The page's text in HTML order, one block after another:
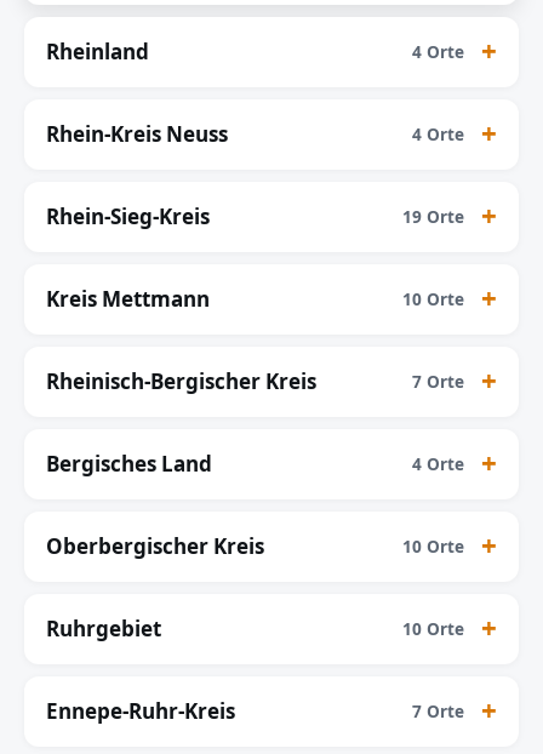
Rheinland 4 Orte
Rhein-Kreis Neuss 4 Orte
Rhein-Sieg-Kreis 19 Orte
Kreis Mettmann 10 Orte
Rheinisch-Bergischer Kreis 7 Orte
Bergisches Land 4 Orte
Oberbergischer Kreis 10 Orte
Ruhrgebiet 10 Orte
Ennepe-Ruhr-Kreis 7 Orte